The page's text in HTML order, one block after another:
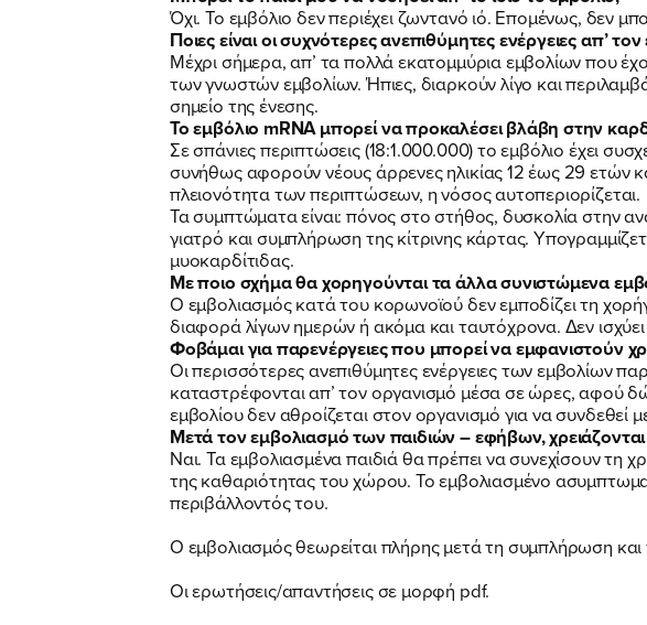
FB IN
Όχι. Το εμβόλιο δεν περιέχει ζωντανό ιό. Επομένως, δεν
Ποιες είναι οι συχνότερες ανεπιθύμητες ενέργειες απ’
Μέχρι σήμερα, απ’ τα πολλά εκατομμύρια εμβολίων που
των γνωστών εμβολίων. Ήπιες, διαρκούν λίγο και
σημείο της ένεσης.
Το εμβόλιο mRNA μπορεί να προκαλέσει βλάβη στην
Σε σπάνιες περιπτώσεις (18:1.000.000) το εμβόλιο έχει
συνήθως αφορούν νέους άρρενες ηλικίας 12 έως 29 ετών
πλειονότητα των περιπτώσεων, η νόσος αυτοπεριορίζεται.
Τα συμπτώματα είναι: πόνος στο στήθος, δυσκολία στην
γιατρό και συμπλήρωση της κίτρινης κάρτας.
μυοκαρδίτιδας.
Με ποιο σχήμα θα χορηγούνται τα άλλα συνιστώμενα
Ο εμβολιασμός κατά του κορωνοϊού δεν εμποδίζει τη
διαφορά λίγων ημερών ή ακόμα και ταυτόχρονα. Δεν
Φοβάμαι για παρενέργειες που μπορεί να εμφανιστούν
Οι περισσότερες ανεπιθύμητες ενέργειες των εμβολίων
καταστρέφονται απ’ τον οργανισμό μέσα σε ώρες, αφού
εμβολίου δεν αθροίζεται στον οργανισμό για να
Μετά τον εμβολιασμό των παιδιών – εφήβων,
Ναι. Τα εμβολιασμένα παιδιά θα πρέπει να συνεχίσουν τη
της καθαριότητας του χώρου. Το εμβολιασμένο
περιβάλλοντός του.
Ο εμβολιασμός θεωρείται πλήρης μετά τη συμπλήρωση
Οι ερωτήσεις/απαντήσεις σε μορφή pdf.